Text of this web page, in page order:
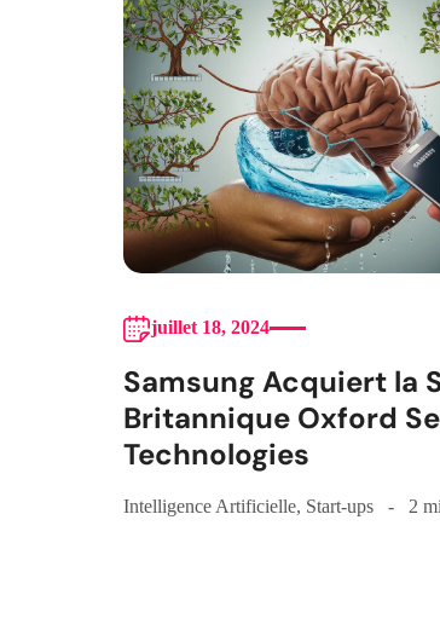
juillet 18, 2024
Samsung Acquiert la
Britannique Oxford
Technologies
Intelligence Artificielle, Start-ups 2